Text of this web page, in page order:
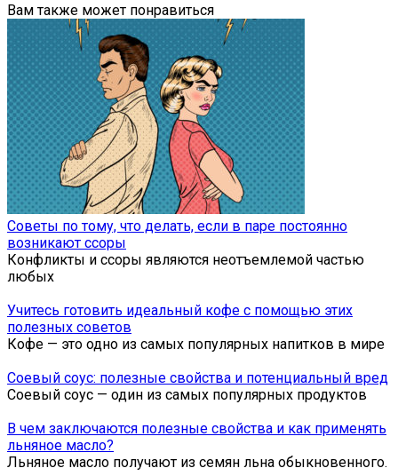
Вам также может понравиться
Советы по тому, что делать, если в паре постоянно
возникают ссоры
Конфликты и ссоры являются неотъемлемой частью
любых
Учитесь готовить идеальный кофе с помощью этих
полезных советов
Кофе — это одно из самых популярных напитков в мире
Соевый соус: полезные свойства и потенциальный вред
Соевый соус — один из самых популярных продуктов
В чем заключаются полезные свойства и как применять
льняное масло?
Льняное масло получают из семян льна обыкновенного.